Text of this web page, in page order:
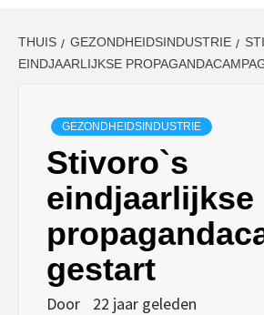
THUIS GEZONDHEIDSINDUSTRIE
EINDJAARLIJKSE
GEZONDHEIDSINDUSTRIE
Stivoro`s
eindjaarlijkse
gestart
Door 22 jaar geleden